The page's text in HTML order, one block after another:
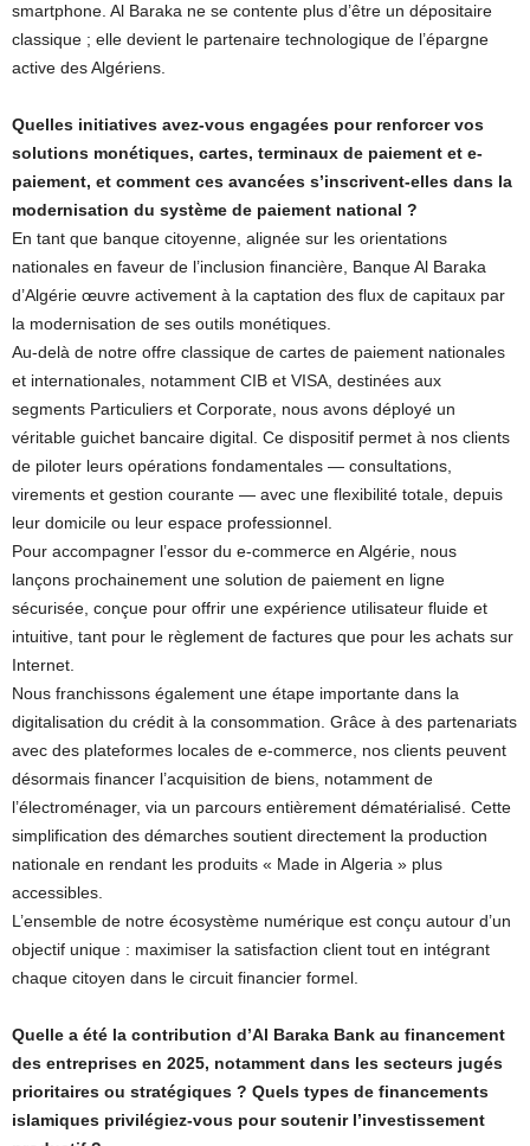
smartphone. Al Baraka ne se contente plus d’être un dépositaire
classique ; elle devient le partenaire technologique de l’épargne
active des Algériens.
Quelles initiatives avez-vous engagées pour renforcer vos
solutions monétiques, cartes, terminaux de paiement et e-
paiement, et comment ces avancées s’inscrivent-elles dans la
modernisation du système de paiement national ?
En tant que banque citoyenne, alignée sur les orientations
nationales en faveur de l’inclusion financière, Banque Al Baraka
d’Algérie œuvre activement à la captation des flux de capitaux par
la modernisation de ses outils monétiques.
Au-delà de notre offre classique de cartes de paiement nationales
et internationales, notamment CIB et VISA, destinées aux
segments Particuliers et Corporate, nous avons déployé un
véritable guichet bancaire digital. Ce dispositif permet à nos clients
de piloter leurs opérations fondamentales — consultations,
virements et gestion courante — avec une flexibilité totale, depuis
leur domicile ou leur espace professionnel.
Pour accompagner l’essor du e-commerce en Algérie, nous
lançons prochainement une solution de paiement en ligne
sécurisée, conçue pour offrir une expérience utilisateur fluide et
intuitive, tant pour le règlement de factures que pour les achats sur
Internet.
Nous franchissons également une étape importante dans la
digitalisation du crédit à la consommation. Grâce à des partenariats
avec des plateformes locales de e-commerce, nos clients peuvent
désormais financer l’acquisition de biens, notamment de
l’électroménager, via un parcours entièrement dématérialisé. Cette
simplification des démarches soutient directement la production
nationale en rendant les produits « Made in Algeria » plus
accessibles.
L’ensemble de notre écosystème numérique est conçu autour d’un
objectif unique : maximiser la satisfaction client tout en intégrant
chaque citoyen dans le circuit financier formel.
Quelle a été la contribution d’Al Baraka Bank au financement
des entreprises en 2025, notamment dans les secteurs jugés
prioritaires ou stratégiques ? Quels types de financements
islamiques privilégiez-vous pour soutenir l’investissement